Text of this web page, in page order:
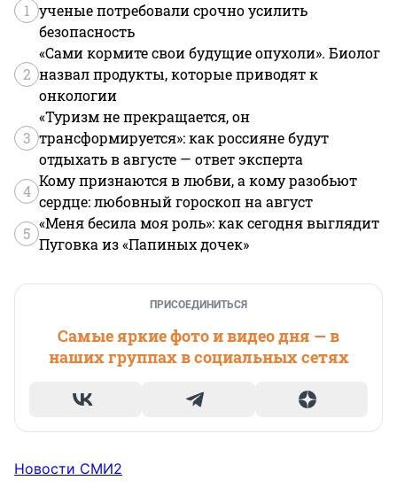
1 ученые потребовали срочно усилить
безопасность
2
«Сами кормите свои будущие опухоли». Биолог
назвал продукты, которые приводят к
онкологии
3
«Туризм не прекращается, он
трансформируется»: как россияне будут
отдыхать в августе — ответ эксперта
4
Кому признаются в любви, а кому разобьют
сердце: любовный гороскоп на август
5
«Меня бесила моя роль»: как сегодня выглядит
Пуговка из «Папиных дочек»
ПРИСОЕДИНИТЬСЯ
Самые яркие фото и видео дня — в
наших группах в социальных сетях
Новости СМИ2